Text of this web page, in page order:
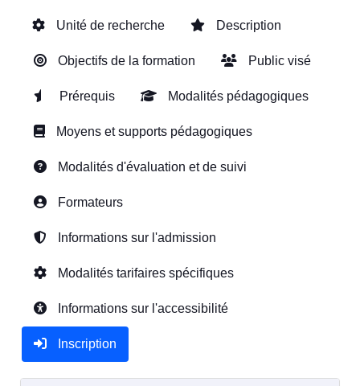
Unité de recherche Description
Objectifs de la formation Public visé
Prérequis Modalités pédagogiques
Moyens et supports pédagogiques
Modalités d'évaluation et de suivi
Formateurs
Informations sur l'admission
Modalités tarifaires spécifiques
Informations sur l'accessibilité
Inscription